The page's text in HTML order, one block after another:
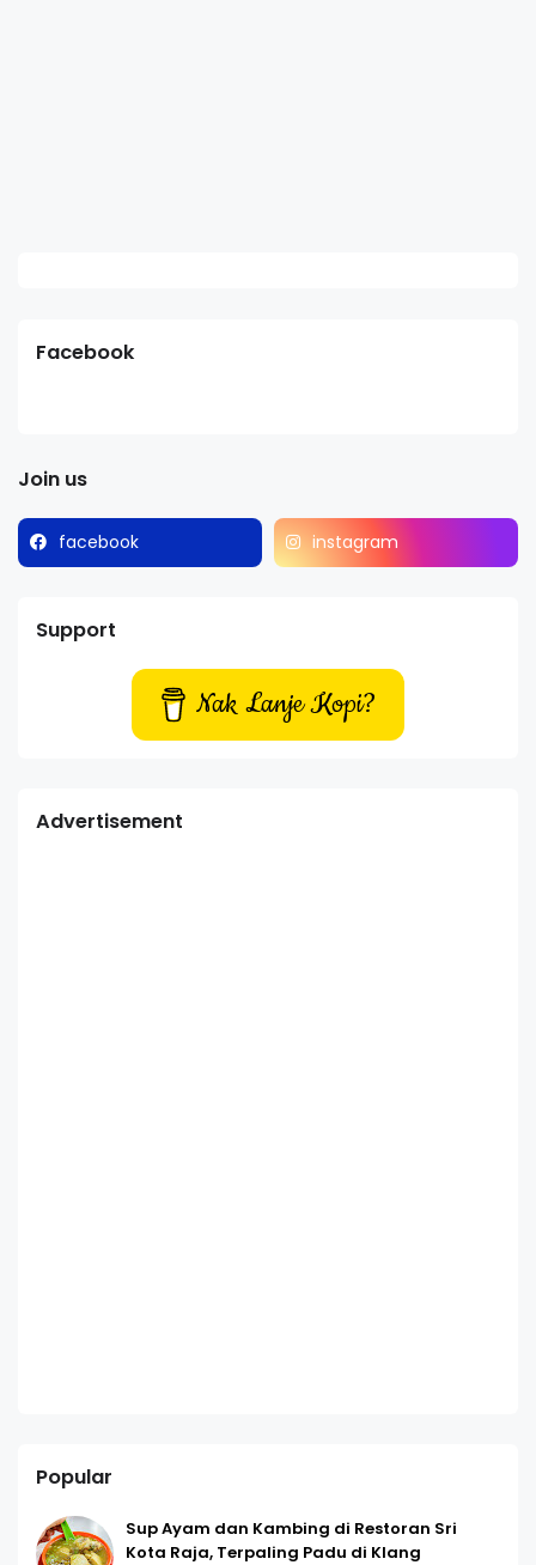
Facebook
Join us
facebook instagram
Support
Nak Lanje Kopi?
Advertisement
Popular
Sup Ayam dan Kambing di Restoran Sri
Kota Raja, Terpaling Padu di Klang